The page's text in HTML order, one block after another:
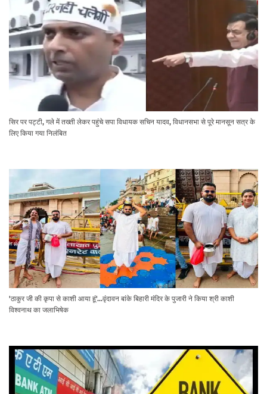
सिर पर पट्टी, गले में तख्ती लेकर पहुंचे सपा विधायक सचिन यादव, विधानसभा से पूरे मानसून सत्र के
लिए किया गया निलंबित
'ठाकुर जी की कृपा से काशी आया हूं'...वृंदावन बांके बिहारी मंदिर के पुजारी ने किया श्री काशी
विश्वनाथ का जलाभिषेक